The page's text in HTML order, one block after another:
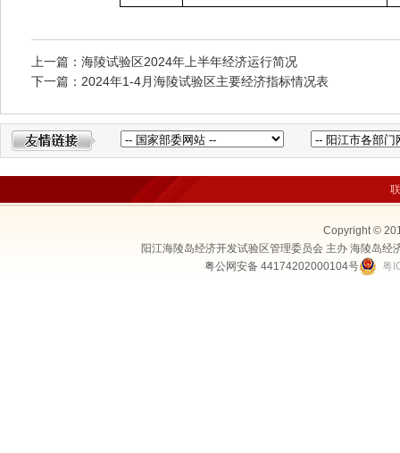
上一篇：海陵试验区2024年上半年经济运行简况
下一篇：2024年1-4月海陵试验区主要经济指标情况表
Copyright ©
阳江海陵岛经济开发试验区管理委员会 主办 海陵岛
粤公网安备 44174202000104号
粤